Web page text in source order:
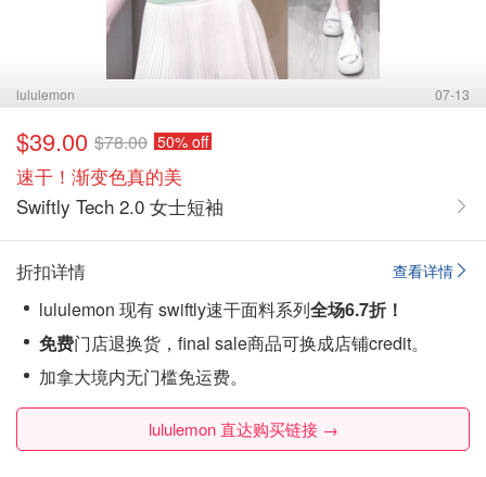
lululemon 07-13
$39.00 $78.00 50% off
速干！渐变色真的美
Swiftly Tech 2.0 女士短袖
查看详情
折扣详情
lululemon 现有 swiftly速干面料系列全场6.7折！
免费门店退换货，final sale商品可换成店铺credit。
加拿大境内无门槛免运费。
lululemon 直达购买链接 →